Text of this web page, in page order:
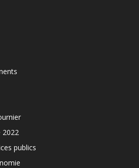
2022
publics